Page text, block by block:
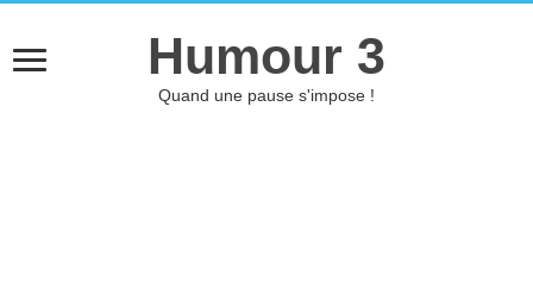
Humour 3
Quand une pause s'impose !